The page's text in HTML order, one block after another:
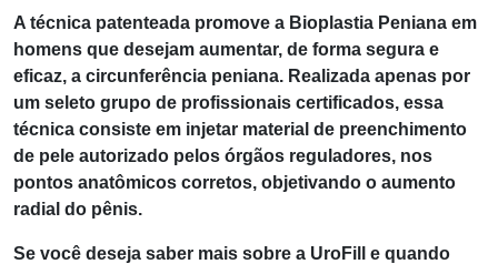
A técnica patenteada promove a Bioplastia Peniana em
homens que desejam aumentar, de forma segura e
eficaz, a circunferência peniana. Realizada apenas por
um seleto grupo de profissionais certificados, essa
técnica consiste em injetar material de preenchimento
de pele autorizado pelos órgãos reguladores, nos
pontos anatômicos corretos, objetivando o aumento
radial do pênis.
Se você deseja saber mais sobre a UroFill e quando